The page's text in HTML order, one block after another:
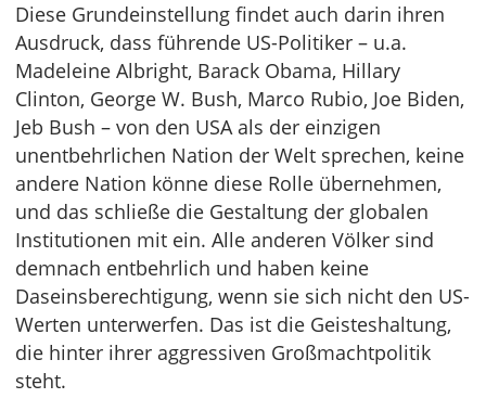
Diese Grundeinstellung findet auch darin ihren
Ausdruck, dass führende US-Politiker – u.a.
Madeleine Albright, Barack Obama, Hillary
Clinton, George W. Bush, Marco Rubio, Joe Biden,
Jeb Bush – von den USA als der einzigen
unentbehrlichen Nation der Welt sprechen, keine
andere Nation könne diese Rolle übernehmen,
und das schließe die Gestaltung der globalen
Institutionen mit ein. Alle anderen Völker sind
demnach entbehrlich und haben keine
Daseinsberechtigung, wenn sie sich nicht den US-
Werten unterwerfen. Das ist die Geisteshaltung,
die hinter ihrer aggressiven Großmachtpolitik
steht.